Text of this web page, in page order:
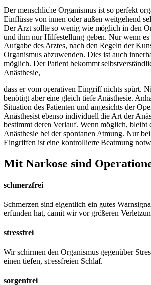
Der menschliche Organismus ist so perfekt
Einflüsse von innen oder außen weitgehend
Der Arzt sollte so wenig wie möglich in den
und ihm nur Hilfestellung geben. Nur wenn es
Aufgabe des Arztes, nach den Regeln der
Organismus abzuwenden. Dies ist auch
möglich. Der Patient bekommt
Anästhesie,
dass er vom operativen Eingriff nichts spürt.
benötigt aber eine gleich tiefe Anästhesie.
Situation des Patienten und angesichts der
Anästhesist ebenso individuell die Art der
bestimmt deren Verlauf. Wenn möglich, bleibt
Anästhesie bei der spontanen Atmung. Nur
Eingriffen ist eine kontrollierte Beatmung
Mit Narkose sind
schmerzfrei
Schmerzen sind eigentlich ein gutes
erfunden hat, damit wir vor größeren
stressfrei
Wir schirmen den Organismus gegenüber
einen tiefen, stressfreien Schlaf.
sorgenfrei